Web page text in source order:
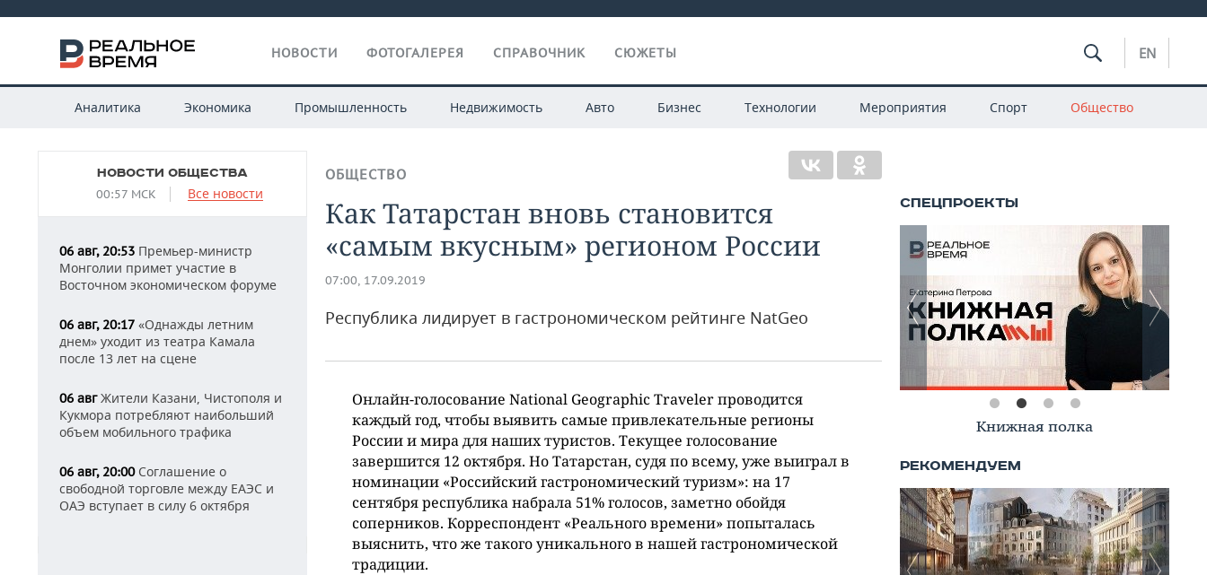
НОВОСТИ ФОТОГАЛЕРЕЯ СПРАВОЧНИК СЮЖЕТЫ EN
Аналитика Экономика Промышленность Недвижимость Авто Бизнес Технологии Мероприятия Спорт Общество
НОВОСТИ ОБЩЕСТВА
00:57 МСК Все новости
06 авг, 20:53 Премьер-министр
Монголии примет участие в
Восточном экономическом форуме
06 авг, 20:17 «Однажды летним
днем» уходит из театра Камала
после 13 лет на сцене
06 авгЖители Казани, Чистополя и
Кукмора потребляют наибольший
объем мобильного трафика
06 авг, 20:00Соглашение о
свободной торговле между ЕАЭС и
ОАЭ вступает в силу 6 октября
ОБЩЕСТВО
Как Татарстан вновь становится
«самым вкусным» регионом России
07:00, 17.09.2019
Республика лидирует в гастрономическом рейтинге NatGeo
Онлайн-голосование National Geographic Traveler проводится
каждый год, чтобы выявить самые привлекательные регионы
России и мира для наших туристов. Текущее голосование
завершится 12 октября. Но Татарстан, судя по всему, уже выиграл в
номинации «Российский гастрономический туризм»: на 17
сентября республика набрала 51% голосов, заметно обойдя
соперников. Корреспондент «Реального времени» попыталась
выяснить, что же такого уникального в нашей гастрономической
традиции.
Книжная полка